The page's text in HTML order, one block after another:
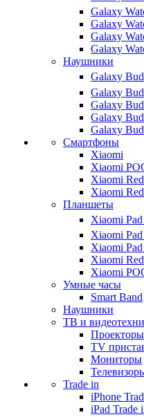
Galaxy
Galaxy
Galaxy
Galaxy
Наушники
Galaxy
Galaxy
Galaxy
Galaxy
Galaxy
Смартфоны
Xiaomi
Xiaomi
Xiaomi
Xiaomi
Планшеты
Xiaomi
Xiaomi
Xiaomi
Xiaomi
Xiaomi
Умные часы
Smart Band
Наушники
ТВ и
Проекторы
TV
Мониторы
Trade in
iPhone
iPad Trade